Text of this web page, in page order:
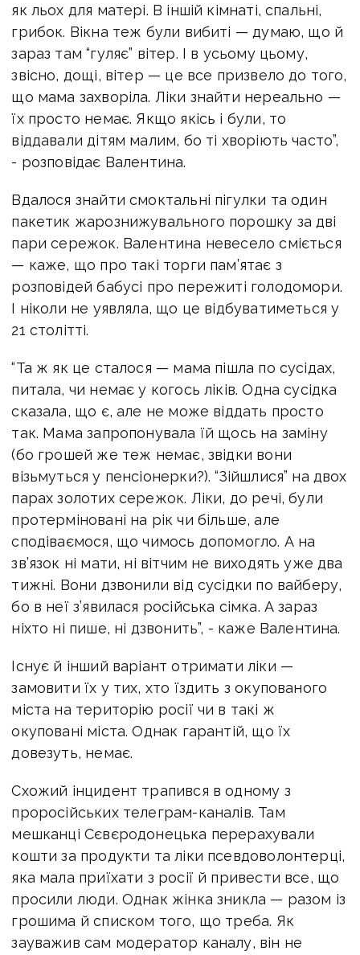
як льох для матері. В іншій кімнаті, спальні,
грибок. Вікна теж були вибиті — думаю, що й
зараз там “гуляє” вітер. І в усьому цьому,
звісно, дощі, вітер — це все призвело до того,
що мама захворіла. Ліки знайти нереально —
їх просто немає. Якщо якісь і були, то
віддавали дітям малим, бо ті хворіють часто”,
- розповідає Валентина.
Вдалося знайти смоктальні пігулки та один
пакетик жарознижувального порошку за дві
пари сережок. Валентина невесело сміється
— каже, що про такі торги пам’ятає з
розповідей бабусі про пережиті голодомори.
І ніколи не уявляла, що це відбуватиметься у
21 столітті.
“Та ж як це сталося — мама пішла по сусідах,
питала, чи немає у когось ліків. Одна сусідка
сказала, що є, але не може віддать просто
так. Мама запропонувала їй щось на заміну
(бо грошей же теж немає, звідки вони
візьмуться у пенсіонерки?). “Зійшлися” на двох
парах золотих сережок. Ліки, до речі, були
протерміновані на рік чи більше, але
сподіваємося, що чимось допомогло. А на
зв’язок ні мати, ні вітчим не виходять уже два
тижні. Вони дзвонили від сусідки по вайберу,
бо в неї з’явилася російська сімка. А зараз
ніхто ні пише, ні дзвонить”, - каже Валентина.
Існує й інший варіант отримати ліки —
замовити їх у тих, хто їздить з окупованого
міста на територію росії чи в такі ж
окуповані міста. Однак гарантій, що їх
довезуть, немає.
Схожий інцидент трапився в одному з
проросійських телеграм-каналів. Там
мешканці Сєвєродонецька перерахували
кошти за продукти та ліки псевдоволонтерці,
яка мала приїхати з росії й привести все, що
просили люди. Однак жінка зникла — разом із
грошима й списком того, що треба. Як
зауважив сам модератор каналу, він не